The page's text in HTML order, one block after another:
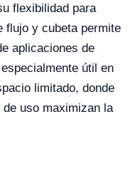
flexibilidad para
flujo y cubeta permite
aplicaciones de
útil en
limitado, donde
uso maximizan la